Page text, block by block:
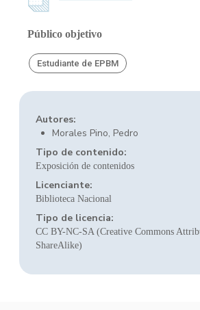
Público objetivo
Estudiante de EPBM
Autores:
Morales Pino, Pedro
Tipo de contenido:
Exposición de contenidos
Licenciante:
Biblioteca Nacional
Tipo de licencia:
CC BY-NC-SA (Creative Commons
ShareAlike)